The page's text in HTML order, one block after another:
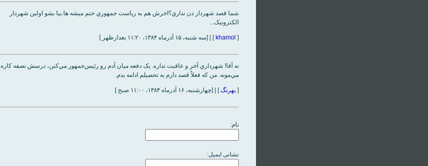
شما قصد شهردار دن نداري؟اخرش هم به رياست جمهوري ختم ميشه ها.بيا بشو اولين شهردار
الکترونيک...
[
khamol ] | [سه شنبه، ۱۵ آذر‌ماه ۱۳۸۴، ۱۱:۲۰ بعدازظهر ]
نه آقا! شهرداري آخر و عاقبت نداره. يک دفعه ميان آدم رو رئيس‌جمهور مي‌کنن، درسش نصفه کاره
مي‌مونه. من که فعلاْ قصد دارم به تحصيلم ادامه بدم.
[ بهرنگ] | [چهارشنبه، ۱۶ آذر‌ماه ۱۳۸۴، ۱۱:۰۰ صبح ]
نام:
نشانی ایمیل: